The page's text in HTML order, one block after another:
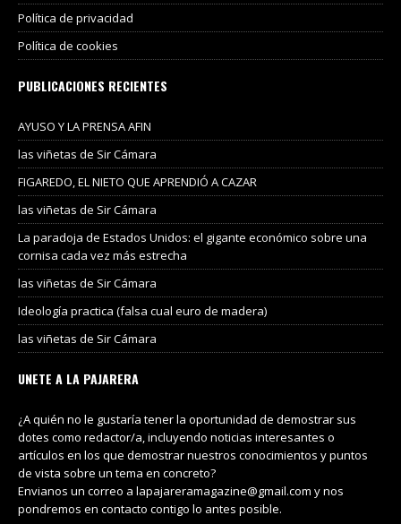
Política de privacidad
Política de cookies
PUBLICACIONES RECIENTES
AYUSO Y LA PRENSA AFIN
las viñetas de Sir Cámara
FIGAREDO, EL NIETO QUE APRENDIÓ A CAZAR
las viñetas de Sir Cámara
La paradoja de Estados Unidos: el gigante económico sobre una
cornisa cada vez más estrecha
las viñetas de Sir Cámara
Ideología practica (falsa cual euro de madera)
las viñetas de Sir Cámara
UNETE A LA PAJARERA
¿A quién no le gustaría tener la oportunidad de demostrar sus
dotes como redactor/a, incluyendo noticias interesantes o
artículos en los que demostrar nuestros conocimientos y puntos
de vista sobre un tema en concreto?
Envianos un correo a lapajareramagazine@gmail.com y nos
pondremos en contacto contigo lo antes posible.